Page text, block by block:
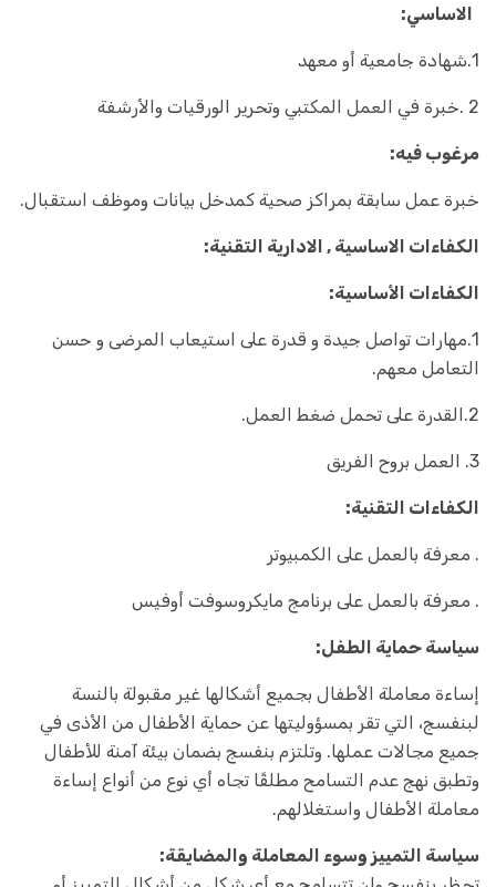
الاساسي:
1.شهادة جامعية أو معهد
2 .خبرة في العمل المكتبي وتحرير الورقيات والأرشفة
مرغوب فيه:
خبرة عمل سابقة بمراكز صحية كمدخل بيانات وموظف استقبال.
الكفاءات الاساسية , الادارية التقنية:
الكفاءات الأساسية:
1.مهارات تواصل جيدة و قدرة على استيعاب المرضى و حسن
التعامل معهم.
2.القدرة على تحمل ضغط العمل.
3. العمل بروح الفريق
الكفاءات التقنية:
. معرفة بالعمل على الكمبيوتر
. معرفة بالعمل على برنامج مايكروسوفت أوفيس
سياسة حماية الطفل:
إساءة معاملة الأطفال بجميع أشكالها غير مقبولة بالنسة
لبنفسج، التي تقر بمسؤوليتها عن حماية الأطفال من الأذى في
جميع مجالات عملها. وتلتزم بنفسج بضمان بيئة آمنة للأطفال
وتطبق نهج عدم التسامح مطلقًا تجاه أي نوع من أنواع إساءة
معاملة الأطفال واستغلالهم.
سياسة التمييز وسوء المعاملة والمضايقة: